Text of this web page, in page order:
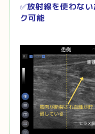
✅放射線を使わな
ク可能